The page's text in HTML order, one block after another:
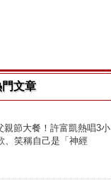
文章
親節大餐！許富凱熱唱3小
、笑稱自己是「神經